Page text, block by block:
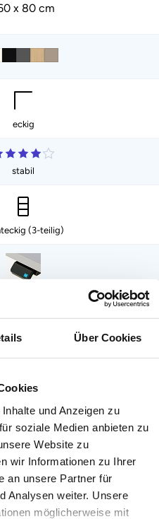
Über Cookies
und Anzeigen zu
soziale Medien anbieten zu
Website zu
wir Informationen zu Ihrer
an unsere Partner für
Analysen weiter. Unsere
möglicherweise mit
x 80 cm
eckig
stabil
(3-teilig)
zerlegt
Lieferung (2-3